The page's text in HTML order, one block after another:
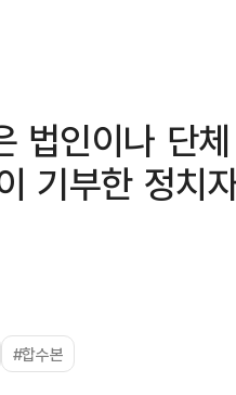
법인이나 단
기부한 정치
#합수본